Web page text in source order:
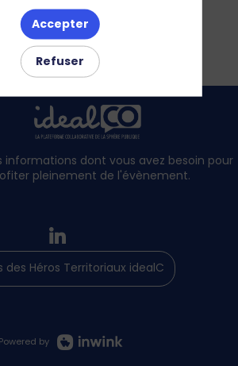
informations dont vous avez besoin pour
pleinement de l'évènement.
Héros Territoriaux idealCO
Powered by
Accepter
Refuser